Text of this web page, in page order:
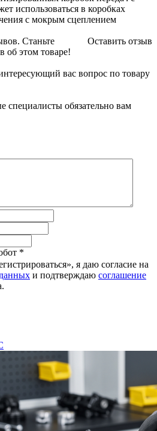
использоваться в коробках
с мокрым сцеплением
Оставить отзыв
Станьте
об этом товаре!
вас вопрос по товару
обязательно вам
*
я даю согласие на
и подтверждаю соглашение